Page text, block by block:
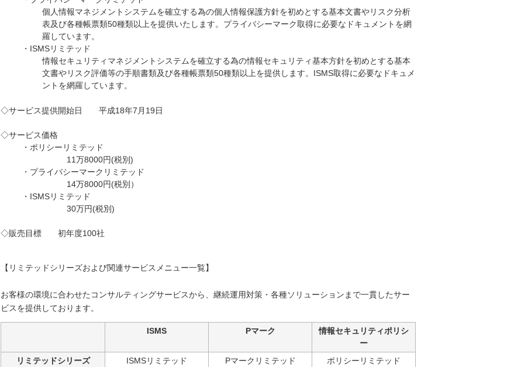
個人情報マネジメントシステムを確立する為の個人情報保護方針を初めとする基本文書やリスク分析
表及び各種帳票類50種類以上を提供いたします。プライバシーマーク取得に必要なドキュメントを網
羅しています。
・ISMSリミテッド
情報セキュリティマネジメントシステムを確立する為の情報セキュリティ基本方針を初めとする基本
文書やリスク評価等の手順書類及び各種帳票類50種類以上を提供します。ISMS取得に必要なドキュメ
ントを網羅しています。
◇サービス提供開始日 平成18年7月19日
◇サービス価格
・ポリシーリミテッド
11万8000円(税別)
・プライバシーマークリミテッド
14万8000円(税別）
・ISMSリミテッド
30万円(税別)
◇販売目標 初年度100社
【リミテッドシリーズおよび関連サービスメニュー一覧】
お客様の環境に合わせたコンサルティングサービスから、継続運用対策・各種ソリューションまで一貫したサー
ビスを提供しております。
ISMS Pマーク
情報セキュリティポリシ
ー
リミテッドシリーズ
ISMSリミテッド Pマークリミテッド ポリシーリミテッド